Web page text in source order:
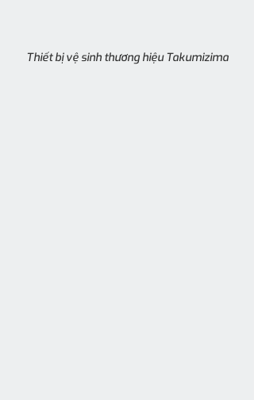
Thiết bị vệ sinh thương hiệu Takumizima